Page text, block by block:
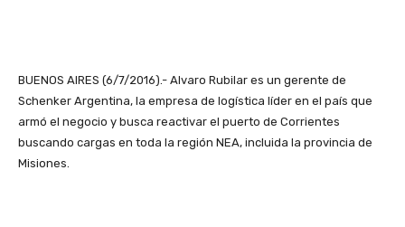
BUENOS AIRES (6/7/2016).- Alvaro Rubilar es un gerente de
Schenker Argentina, la empresa de logística líder en el país que
armó el negocio y busca reactivar el puerto de Corrientes
buscando cargas en toda la región NEA, incluida la provincia de
Misiones.